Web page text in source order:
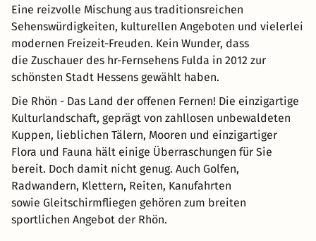
Eine reizvolle Mischung aus traditionsreichen
Sehenswürdigkeiten, kulturellen Angeboten und vielerlei
modernen Freizeit-Freuden. Kein Wunder, dass
die Zuschauer des hr-Fernsehens Fulda in 2012 zur
schönsten Stadt Hessens gewählt haben.
Die Rhön - Das Land der offenen Fernen! Die einzigartige
Kulturlandschaft, geprägt von zahllosen unbewaldeten
Kuppen, lieblichen Tälern, Mooren und einzigartiger
Flora und Fauna hält einige Überraschungen für Sie
bereit. Doch damit nicht genug. Auch Golfen,
Radwandern, Klettern, Reiten, Kanufahrten
sowie Gleitschirmfliegen gehören zum breiten
sportlichen Angebot der Rhön.